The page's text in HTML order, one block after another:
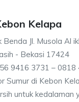
Kelapa
Benda Jl. Musola Al
- Bekasi 17424
9416 3731 – 0818
Sumur di Kebon
untuk kedalaman